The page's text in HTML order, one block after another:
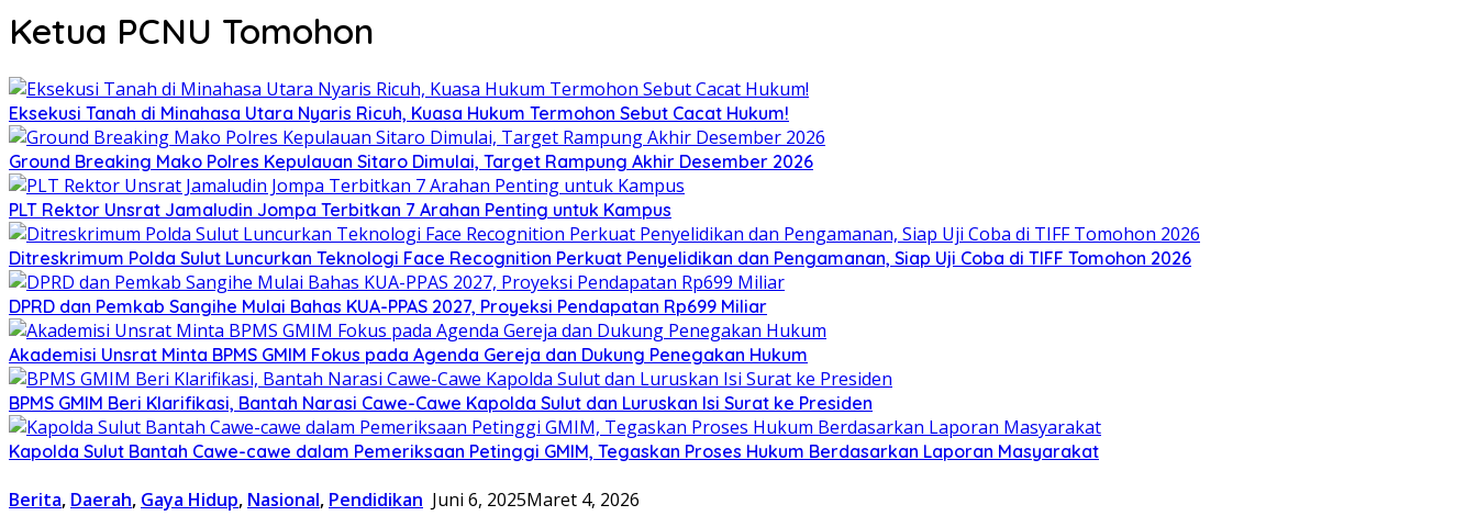
Ketua PCNU Tomohon
Eksekusi Tanah di Minahasa Utara Nyaris Ricuh, Kuasa Hukum Termohon Sebut Cacat Hukum!
Ground Breaking Mako Polres Kepulauan Sitaro Dimulai, Target Rampung Akhir Desember 2026
​PLT Rektor Unsrat Jamaludin Jompa Terbitkan 7 Arahan Penting untuk Kampus
Ditreskrimum Polda Sulut Luncurkan Teknologi Face Recognition Perkuat Penyelidikan dan Pengamanan, Siap Uji Coba di TIFF Tomohon 2026
DPRD dan Pemkab Sangihe Mulai Bahas KUA-PPAS 2027, Proyeksi Pendapatan Rp699 Miliar
Akademisi Unsrat Minta BPMS GMIM Fokus pada Agenda Gereja dan Dukung Penegakan Hukum
BPMS GMIM Beri Klarifikasi, Bantah Narasi Cawe-Cawe Kapolda Sulut dan Luruskan Isi Surat ke Presiden
Kapolda Sulut Bantah Cawe-cawe dalam Pemeriksaan Petinggi GMIM, Tegaskan Proses Hukum Berdasarkan Laporan Masyarakat
Berita, Daerah, Gaya Hidup, Nasional, Pendidikan Juni 6, 2025Maret 4, 2026